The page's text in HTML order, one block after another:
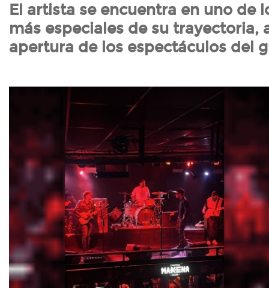
El artista se encuentra en uno de
más especiales de su trayectoria,
apertura de los espectáculos del